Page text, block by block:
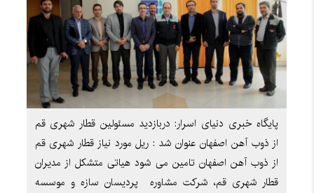
پایگاه خبری دنیای اسرار: دربازدید مسئولین قطار شهری قم
از ذوب آهن اصفهان عنوان شد : ریل مورد نیاز قطار شهری قم
از ذوب آهن اصفهان تامین می شود هیاتی متشکل از مدیران
قطار شهری قم، شرکت مشاوره پردیسان سازه و موسسه